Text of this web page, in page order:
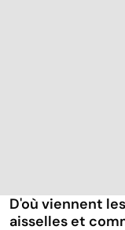
D'où viennent
aisselles et